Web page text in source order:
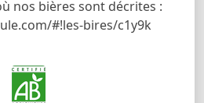
nos bières sont décrites :
#!les-bires/c1y9k